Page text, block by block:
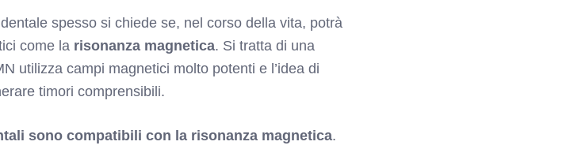
spesso si chiede se, nel corso della vita, potrà
come la risonanza magnetica. Si tratta di una
utilizza campi magnetici molto potenti e l’idea di
timori comprensibili.
sono compatibili con la risonanza magnetica.